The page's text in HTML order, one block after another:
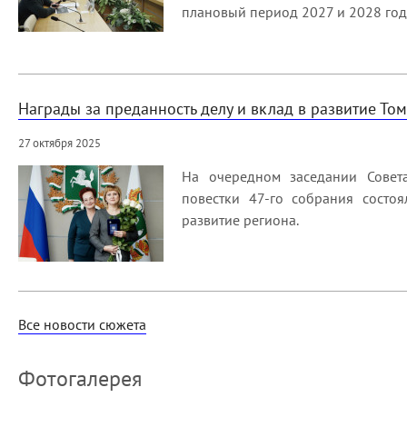
плановый период 2027 и 2028
Награды за преданность делу и вклад в развитие
27 октября 2025
На очередном заседании
повестки 47-го собрания
развитие региона.
Все новости сюжета
Фотогалерея